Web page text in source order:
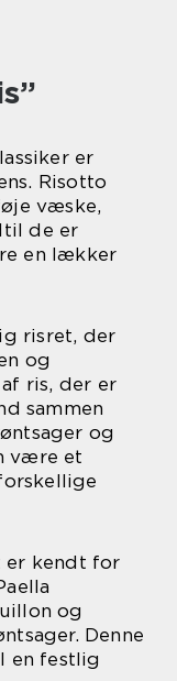
er
Risotto
væske,
de er
en lækker
risret, der
og
ris, der er
sammen
og
være et
er kendt for
og
Denne
en festlig